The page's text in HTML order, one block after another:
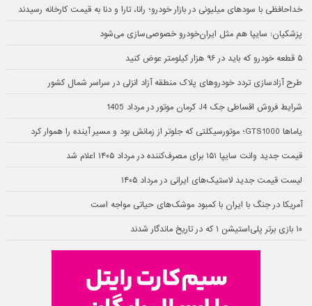
خداحافظی با سودهای میلیونی در بازار خودرو؛ رانا، تارا و دنا به قیمت کارخانه رسیدند
پزشکیان: سایپا هم مثل ایران‌خودرو خصوصی‌سازی می‌شود
۵ قطعه خودرو که باید در ۹۶ هزار کیلومتر عوض کنید
طرح آزادسازی تردد خودروهای پلاک منطقه آزاد انزلی در سراسر شمال کشور
شرایط فروش اقساطی جک J4 کرمان موتور در مرداد 1405
یاماها GTS1000؛ موتورسیکلتی که جلوتر از زمانش بود و مسیر آینده را هموار کرد
قیمت جدید وانت سایپا ۱۵۱ برای مصرف‌کننده در مرداد ۱۴۰۵ اعلام شد
لیست قیمت جدید لاستیک‌های ایرانی در مرداد ۱۴۰۵
آمریکا در جنگ با ایران با کمبود موشک‌های حیاتی مواجه است
۱۰ بازی برتر پلی‌استیشن ۱ که در تاریخ ماندگار شدند